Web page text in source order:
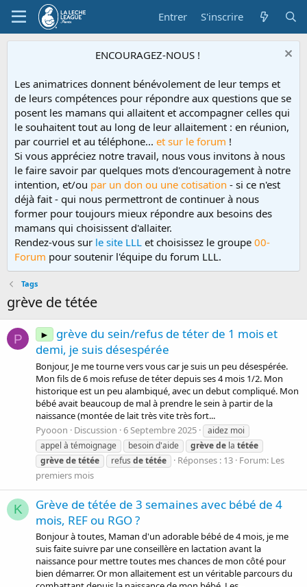
Entrer S'inscrire
ENCOURAGEZ-NOUS !
Les animatrices donnent bénévolement de leur temps et
de leurs compétences pour répondre aux questions que se
posent les mamans qui allaitent et accompagner celles qui
le souhaitent tout au long de leur allaitement : en réunion,
par courriel et au téléphone... et sur le forum !
Si vous appréciez notre travail, nous vous invitons à nous
le faire savoir par quelques mots d'encouragement à notre
intention, et/ou par un don ou une cotisation - si ce n'est
déjà fait - qui nous permettront de continuer à nous
former pour toujours mieux répondre aux besoins des
mamans qui choisissent d'allaiter.
Rendez-vous sur le site LLL et choisissez le groupe 00-
Forum pour soutenir l'équipe du forum LLL.
Tags
grève de tétée
P ►
grève du sein/refus de téter de 1 mois et
demi, je suis désespérée
Bonjour, Je me tourne vers vous car je suis un peu désespérée.
Mon fils de 6 mois refuse de téter depuis ses 4 mois 1/2. Mon
historique est un peu alambiqué, avec un debut compliqué. Mon
bébé avait beaucoup de mal à prendre le sein à partir de la
naissance (montée de lait très vite très fort...
Pyooon
Discussion 6 Septembre 2025
aidez moi
appel à témoignage
besoin d'aide grèvede la tétée
grèvedetétée refus detétée Réponses : 13 Forum: Les
premiers mois
K
Grève de tétée de 3 semaines avec bébé de 4
mois, REF ou RGO ?
Bonjour à toutes, Maman d'un adorable bébé de 4 mois, je me
suis faite suivre par une conseillère en lactation avant la
naissance pour mettre toutes mes chances de mon côté pour
bien démarrer. Or mon allaitement est un véritable parcours du